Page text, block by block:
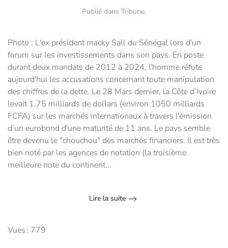
Publié dans Tribune.
Photo : L'ex président macky Sall du Sénégal lors d'un
forum sur les investissements dans son pays. En poste
durant deux mandats de 2012 à 2024, l'homme réfute
aujourd'hui les accusations concernant toute manipulation
des chiffres de la dette. Le 28 Mars dernier, la Côte d’Ivoire
levait 1,75 milliards de dollars (environ 1050 milliards
FCFA) sur les marchés internationaux à travers l’émission
d’un eurobond d'une maturité de 11 ans. Le pays semble
être devenu le "chouchou" des marchés financiers. Il est très
bien noté par les agences de notation (la troisième
meilleure note du continent...
Lire la suite
Vues : 779